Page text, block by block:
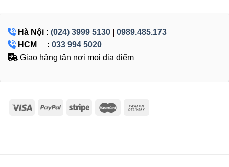
Hà Nội : (024) 3999 5130
0989.485.173
HCM : 033 994 5020
Giao hàng tận nơi mọi địa điểm